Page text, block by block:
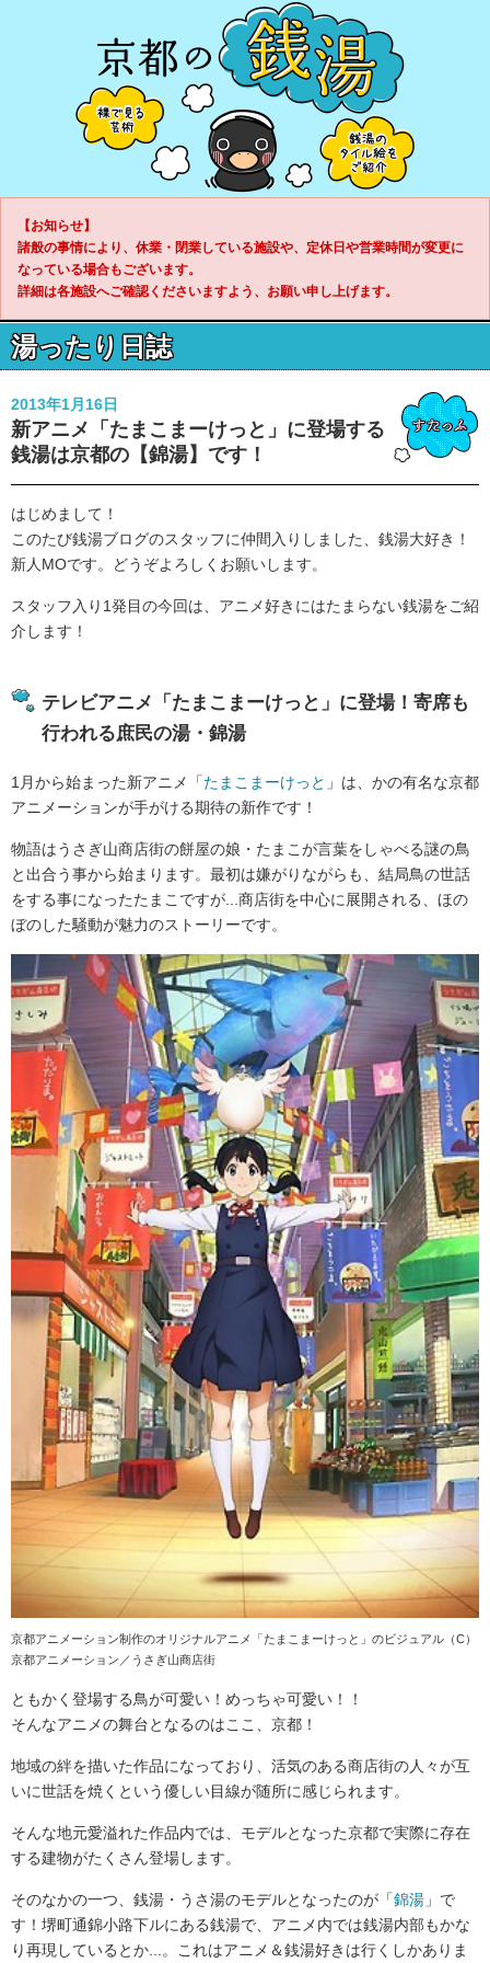
【お知らせ】
諸般の事情により、休業・閉業している施設や、定休日や営業時間が変更に
なっている場合もございます。
詳細は各施設へご確認くださいますよう、お願い申し上げます。
湯ったり日誌
2013年1月16日
新アニメ「たまこまーけっと」に登場する
銭湯は京都の【錦湯】です！
はじめまして！
このたび銭湯ブログのスタッフに仲間入りしました、銭湯大好き！
新人MOです。どうぞよろしくお願いします。
スタッフ入り1発目の今回は、アニメ好きにはたまらない銭湯をご紹
介します！
テレビアニメ「たまこまーけっと」に登場！寄席も
行われる庶民の湯・錦湯
1月から始まった新アニメ「たまこまーけっと 」は、かの有名な京都
アニメーションが手がける期待の新作です！
物語はうさぎ山商店街の餅屋の娘・たまこが言葉をしゃべる謎の鳥
と出合う事から始まります。最初は嫌がりながらも、結局鳥の世話
をする事になったたまこですが...商店街を中心に展開される、ほの
ぼのした騒動が魅力のストーリーです。
京都アニメーション制作のオリジナルアニメ「たまこまーけっと」のビジュアル（C）
京都アニメーション／うさぎ山商店街
ともかく登場する鳥が可愛い！めっちゃ可愛い！！
そんなアニメの舞台となるのはここ、京都！
地域の絆を描いた作品になっており、活気のある商店街の人々が互
いに世話を焼くという優しい目線が随所に感じられます。
そんな地元愛溢れた作品内では、モデルとなった京都で実際に存在
する建物がたくさん登場します。
そのなかの一つ、銭湯・うさ湯のモデルとなったのが「錦湯 」で
す！堺町通錦小路下ルにある銭湯で、アニメ内では銭湯内部もかな
り再現しているとか...。これはアニメ＆銭湯好きは行くしかありま